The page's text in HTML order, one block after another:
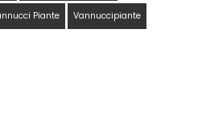
Piante Vannuccipiante